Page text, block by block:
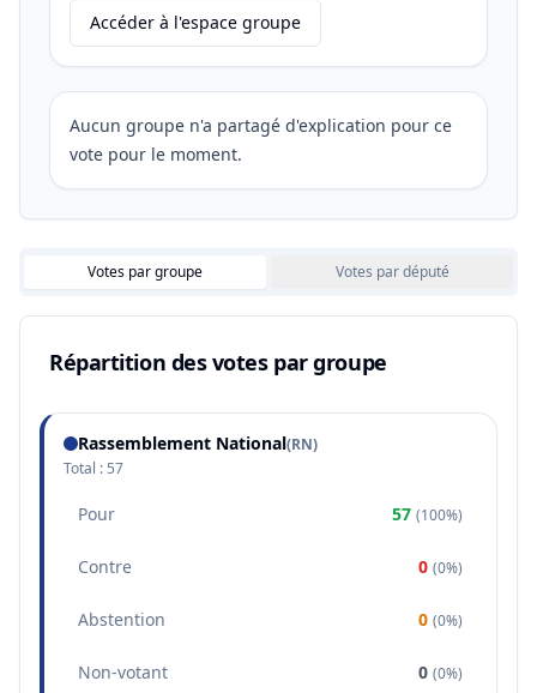
Accéder à l'espace groupe
Aucun groupe n'a partagé d'explication pour ce
vote pour le moment.
Votes par groupe Votes par député
Répartition des votes par groupe
Rassemblement National(RN)
Total : 57
Pour 57 (100%)
Contre 0 (0%)
Abstention 0 (0%)
Non-votant 0 (0%)